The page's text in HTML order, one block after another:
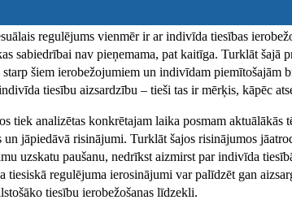
regulējums vienmēr ir ar indivīda tiesības
sabiedrībai nav pieņemama, pat kaitīga. Turklāt šajā
starp šiem ierobežojumiem un indivīdam piemītošajām
tiesību aizsardzību – tieši tas ir mērķis, kāpēc
tiek analizētas konkrētajam laika posmam aktuālākās
jāpiedāvā risinājumi. Turklāt šajos risinājumos
uzskatu paušanu, nedrīkst aizmirst par indivīda
tiesiskā regulējuma ierosinājumi var palīdzēt gan
tiesību ierobežošanas līdzekli.